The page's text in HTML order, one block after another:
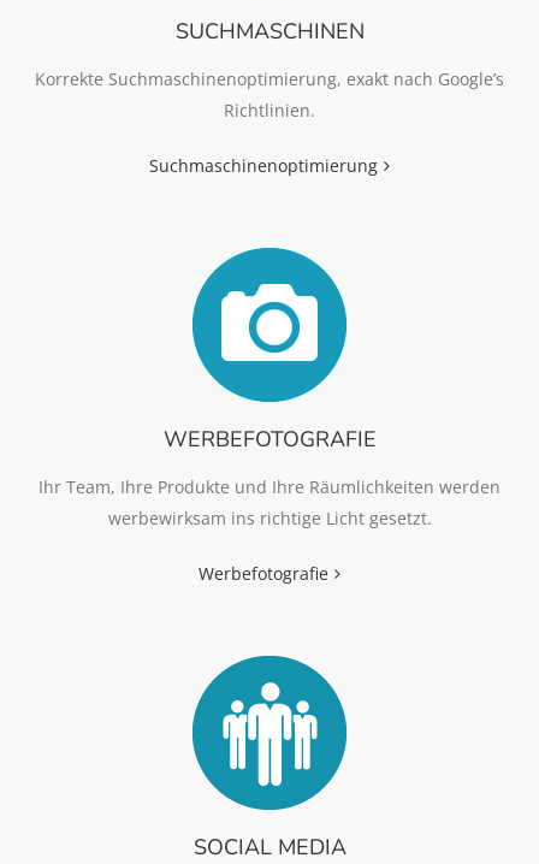
SUCHMASCHINEN
Korrekte Suchmaschinenoptimierung, exakt nach Google’s
Richtlinien.
Suchmaschinenoptimierung
WERBEFOTOGRAFIE
Ihr Team, Ihre Produkte und Ihre Räumlichkeiten werden
werbewirksam ins richtige Licht gesetzt.
Werbefotografie
SOCIAL MEDIA